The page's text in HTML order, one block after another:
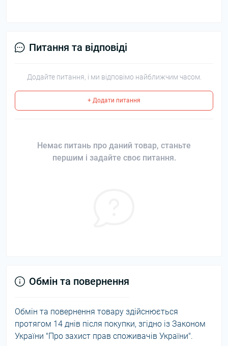
Питання та відповіді
Додайте питання, і ми відповімо найближчим часом.
+ Додати питання
Немає питань про даний товар, станьте
першим і задайте своє питання.
Обмін та повернення
Обмін та повернення товару здійснюється
протягом 14 днів після покупки, згідно із Законом
України "Про захист прав споживачів України".